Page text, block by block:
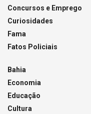
Concursos e Emprego
Curiosidades
Fama
Fatos Policiais
Bahia
Economia
Educação
Cultura